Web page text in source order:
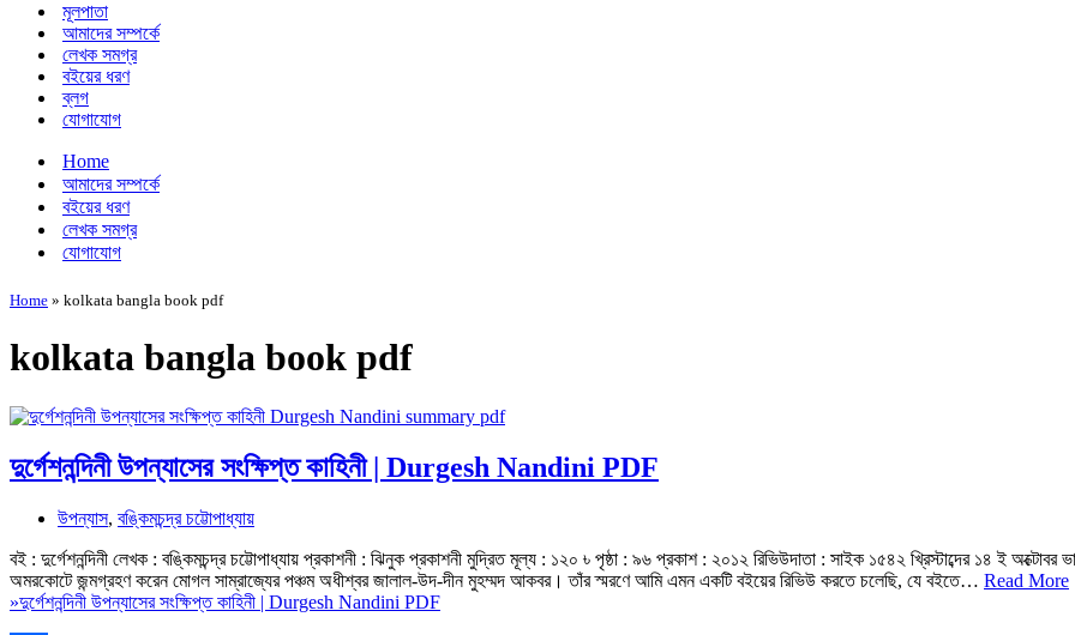
মূলপাতা
আমাদের সম্পর্কে
লেখক সমগ্র
বইয়ের ধরণ
ব্লগ
যোগাযোগ
Home
আমাদের সম্পর্কে
বইয়ের ধরণ
লেখক সমগ্র
যোগাযোগ
Home » kolkata bangla book pdf
kolkata bangla book pdf
দুর্গেশনন্দিনী উপন্যাসের সংক্ষিপ্ত কাহিনী | Durgesh Nandini PDF
উপন্যাস, বঙ্কিমচন্দ্র চট্টোপাধ্যায়
বই : দুর্গেশনন্দিনী লেখক : বঙ্কিমচন্দ্র চট্টোপাধ্যায় প্রকাশনী : ঝিনুক প্রকাশনী মুদ্রিত মূল্য : ১২০ ৳ পৃষ্ঠা : ৯৬ প্রকাশ : ২০১২ রিভিউদাতা : সাইক ১৫৪২ খ্রিস্টাব্দের ১৪ ই অক্টোবর
অমরকোটে জন্মগ্রহণ করেন মোগল সাম্রাজ্যের পঞ্চম অধীশ্বর জালাল-উদ-দীন মুহম্মদ আকবর। তাঁর স্মরণে আমি এমন একটি বইয়ের রিভিউ করতে চলেছি, যে বইতে… Read More
»দুর্গেশনন্দিনী উপন্যাসের সংক্ষিপ্ত কাহিনী | Durgesh Nandini PDF